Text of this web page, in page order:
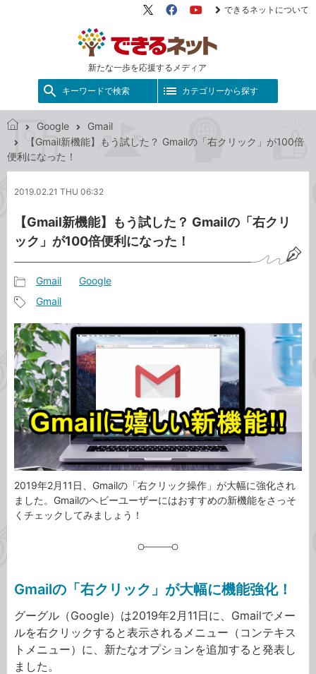
新たな一歩を応援するメディア
X（旧
FacebookYouTube
できるネットについて
キーワードで検索 カテゴリーから探す
き
ッ
Google
Gmail
【Gmail新機能】もう試した？ Gmailの「右クリック」が100倍
便利になった！
2019.02.21 THU 06:32
【Gmail新機能】もう試した？ Gmailの「右クリ
ック」が100倍便利になった！
事
カ
テ
ゴ
リ
Gmail Google
事
タ
グ
Gmail
2019年2月11日、Gmailの「右クリック操作」が大幅に強化され
ました。Gmailのヘビーユーザーにはおすすめの新機能をさっそ
くチェックしてみましょう！
Gmailの「右クリック」が大幅に機能強化！
グーグル（Google）は2019年2月11日に、Gmailでメー
ルを右クリックすると表示されるメニュー（コンテキス
トメニュー）に、新たなオプションを追加すると発表し
ました。